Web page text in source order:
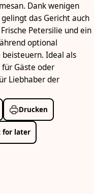
Dank wenigen
das Gericht auch
Petersilie und ein
optional
beisteuern. Ideal als
Gäste oder
Liebhaber der
Drucken
for later